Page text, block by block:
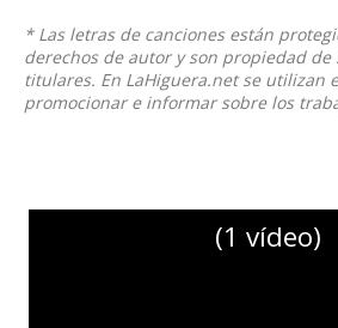
* Las letras de canciones están
derechos de autor y son propiedad de
titulares. En LaHiguera.net se utilizan
promocionar e informar sobre los
(1 vídeo)